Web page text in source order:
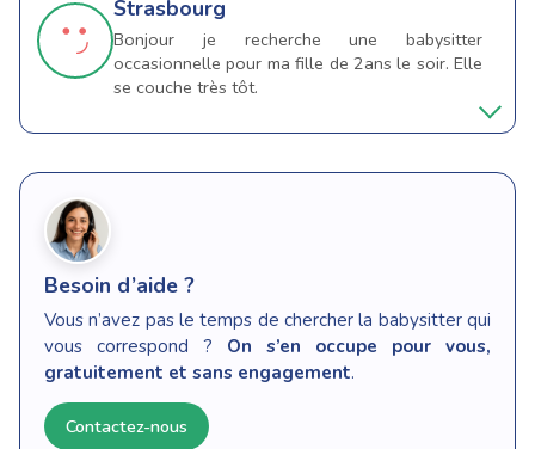
Strasbourg
Bonjour je recherche une babysitter
occasionnelle pour ma fille de 2ans le soir. Elle
se couche très tôt.
Besoin d’aide ?
Vous n’avez pas le temps de chercher la babysitter qui
vous correspond ? On s’en occupe pour vous,
gratuitement et sans engagement.
Contactez-nous